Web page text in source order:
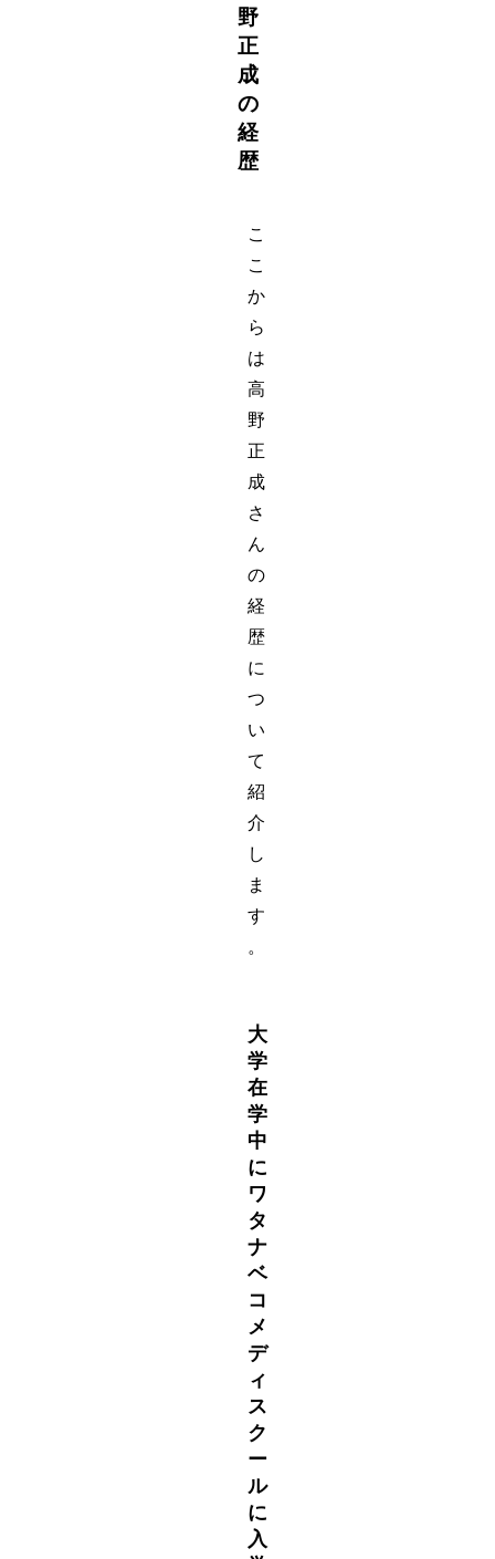
野
正
成
の
経
歴
こ
こ
か
ら
は
高
野
正
成
さ
ん
の
経
歴
に
つ
い
て
紹
介
し
ま
す
。
大
学
在
学
中
に
ワ
タ
ナ
ベ
コ
メ
デ
ィ
ス
ク
ー
ル
に
入